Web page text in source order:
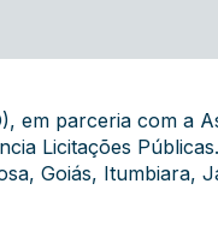
em parceria com a
Licitações
Goiás,